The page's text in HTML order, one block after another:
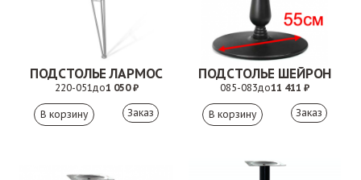
ПОДСТОЛЬЕ ЛАРМОС
220-051до1 050 ₽
Заказ
ПОДСТОЛЬЕ ШЕЙРОН
085-083до11 411 ₽
Заказ